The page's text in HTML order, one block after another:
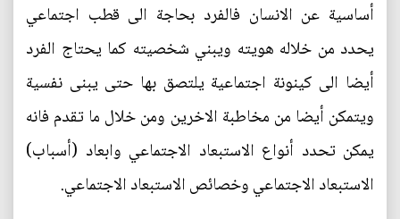
أساسية عن الانسان فالفرد بحاجة الى قطب اجتماعي
يحدد من خلاله هويته ويبني شخصيته كما يحتاج الفرد
أيضا الى كينونة اجتماعية يلتصق بها حتى يبنى نفسية
ويتمكن أيضا من مخاطبة الاخرين ومن خلال ما تقدم فانه
يمكن تحدد أنواع الاستبعاد الاجتماعي وابعاد (أسباب)
الاستبعاد الاجتماعي وخصائص الاستبعاد الاجتماعي.